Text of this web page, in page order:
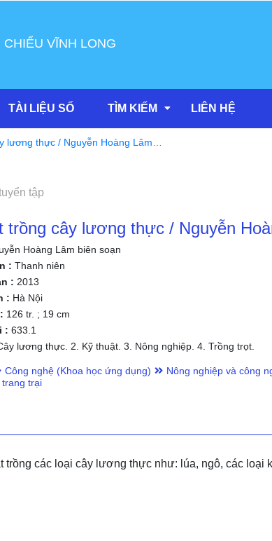
VĨNH LONG
TÀI LIỆU SỐ TÌM KIẾM LIÊN HỆ
lương thực / Nguyễn Hoàng Lâm
tập
trồng cây lương thực / Nguyễn
Hoàng Lâm biên soạn
: Thanh niên
: 2013
: Hà Nội
126 tr. ; 19 cm
: 633.1
lương thực. 2. Kỹ thuật. 3. Nông nghiệp. 4. Trồng trọt.
Công nghệ (Khoa học ứng dụng)
Nông nghiệp và công
trại
trồng các loại cây lương thực như: lúa, ngô, các loại